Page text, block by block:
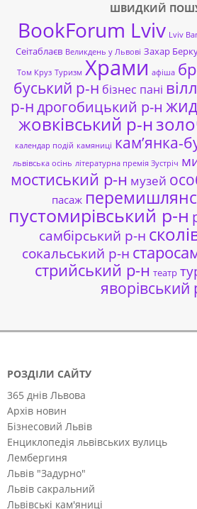
ШВИДКИЙ
BookForum Lviv Lviv
Сеітаблаєв Великдень у Львові Захар
Том Круз Туризм Храми афіша
буський р-н бізнес пані
р-ндрогобицький р-н
жовківський р-н
календар подій камяниці кам’янка-
львівська осінь літературна премія Зустріч
мостиський р-н музей
пасаж
пустомирівський р-н
самбірський р-н
сокальський р-н
стрийський р-н театр
яворівський
РОЗДІЛИ САЙТУ
365 днів Львова
Архів новин
Бізнесовий Львів
Енциклопедія львівських вулиць
Лембергиня
Львів "Задурно"
Львів сакральний
Львівські кам'яниці